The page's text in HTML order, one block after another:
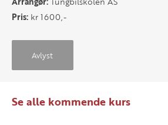
Pris: kr 1600,-
Avlyst
Se alle kommende kurs